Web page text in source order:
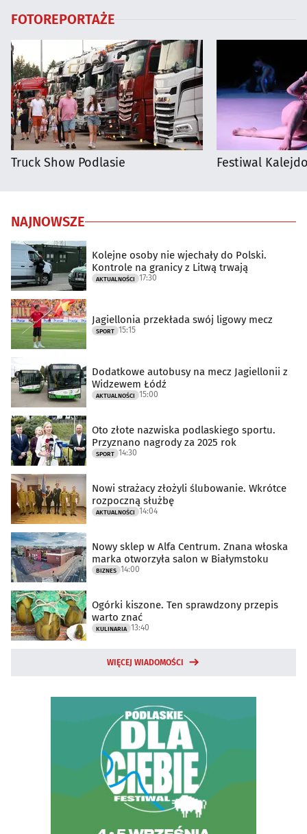
FOTOREPORTAŻE
Truck Show Podlasie Festiwal
NAJNOWSZE
Kolejne osoby nie wjechały do Polski.
Kontrole na granicy z Litwą trwają
AKTUALNOŚCI 17:30
Jagiellonia przekłada swój ligowy mecz
SPORT 15:15
Dodatkowe autobusy na mecz Jagiellonii z
Widzewem Łódź
AKTUALNOŚCI 15:00
Oto złote nazwiska podlaskiego sportu.
Przyznano nagrody za 2025 rok
SPORT 14:30
Nowi strażacy złożyli ślubowanie. Wkrótce
rozpoczną służbę
AKTUALNOŚCI 14:04
Nowy sklep w Alfa Centrum. Znana włoska
marka otworzyła salon w Białymstoku
BIZNES 14:00
Ogórki kiszone. Ten sprawdzony przepis
warto znać
KULINARIA 13:40
WIĘCEJ WIADOMOŚCI